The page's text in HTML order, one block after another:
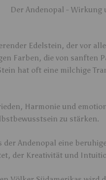
Der Andenopal - Wirkung
Edelstein, der vor
Farben, die von sanften
hat oft eine milchige
Harmonie und
zu stärken.
der Andenopal eine
der Kreativität und